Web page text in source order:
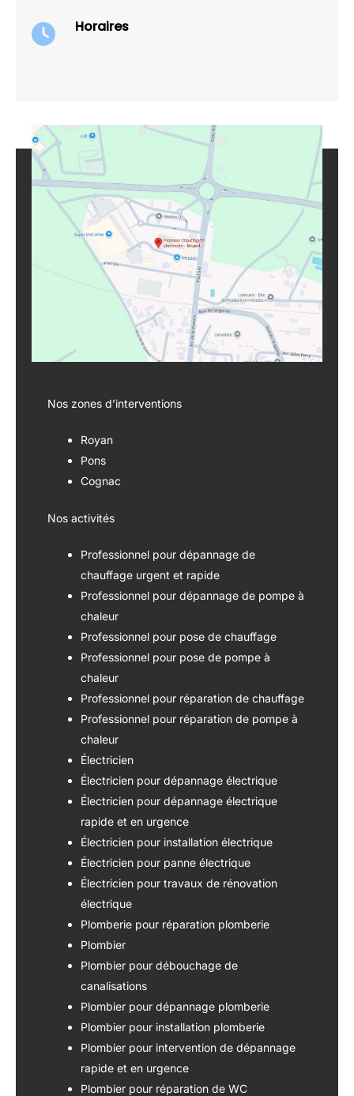
Horaires
Nos zones d’interventions
Royan
Pons
Cognac
Nos activités
Professionnel pour dépannage de
chauffage urgent et rapide
Professionnel pour dépannage de pompe à
chaleur
Professionnel pour pose de chauffage
Professionnel pour pose de pompe à
chaleur
Professionnel pour réparation de chauffage
Professionnel pour réparation de pompe à
chaleur
Électricien
Électricien pour dépannage électrique
Électricien pour dépannage électrique
rapide et en urgence
Électricien pour installation électrique
Électricien pour panne électrique
Électricien pour travaux de rénovation
électrique
Plomberie pour réparation plomberie
Plombier
Plombier pour débouchage de
canalisations
Plombier pour dépannage plomberie
Plombier pour installation plomberie
Plombier pour intervention de dépannage
rapide et en urgence
Plombier pour réparation de WC